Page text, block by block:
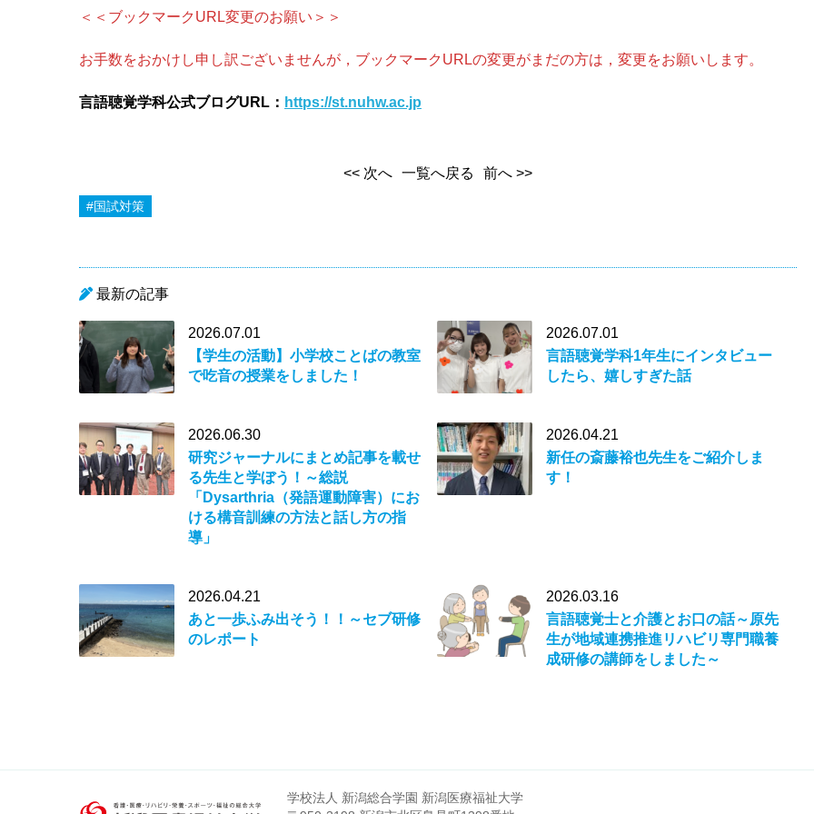
＜＜ブックマークURL変更のお願い＞＞
お手数をおかけし申し訳ございませんが，ブックマークURLの変更がまだの方は，変更をお願いします。
言語聴覚学科公式ブログURL： https://st.nuhw.ac.jp
<< 次へ 一覧へ戻る 前へ >>
#国試対策
最新の記事
2026.07.01
【学生の活動】小学校ことばの教室
で吃音の授業をしました！
2026.07.01
言語聴覚学科1年生にインタビュー
したら、嬉しすぎた話
2026.06.30
研究ジャーナルにまとめ記事を載せ
る先生と学ぼう！～総説
「Dysarthria（発語運動障害）にお
ける構音訓練の方法と話し方の指
導」
2026.04.21
新任の斎藤裕也先生をご紹介しま
す！
2026.04.21
あと一歩ふみ出そう！！～セブ研修
のレポート
2026.03.16
言語聴覚士と介護とお口の話～原先
生が地域連携推進リハビリ専門職養
成研修の講師をしました～
学校法人 新潟総合学園 新潟医療福祉大学